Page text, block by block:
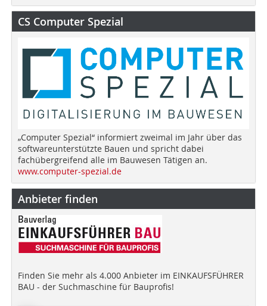
CS Computer Spezial
„Computer Spezial“ informiert zweimal im Jahr über das
softwareunterstützte Bauen und spricht dabei
fachübergreifend alle im Bauwesen Tätigen an.
www.computer-spezial.de
Anbieter finden
Finden Sie mehr als 4.000 Anbieter im EINKAUFSFÜHRER
BAU - der Suchmaschine für Bauprofis!